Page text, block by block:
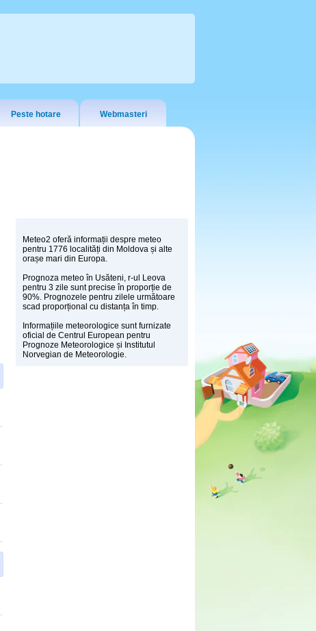
Peste hotare Webmasteri
Meteo2 oferă informații despre meteo
pentru 1776 localități din Moldova și alte
orașe mari din Europa.
Prognoza meteo în Usăteni, r-ul Leova
pentru 3 zile sunt precise în proporție de
90%. Prognozele pentru zilele următoare
scad proporțional cu distanța în timp.
Informațiile meteorologice sunt furnizate
oficial de Centrul European pentru
Prognoze Meteorologice și Institutul
Norvegian de Meteorologie.